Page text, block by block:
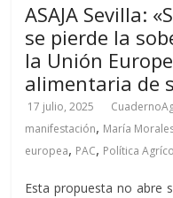
ASAJA Sevilla:
se pierde la
la Unión
alimentaria de
17 julio, 2025
manifestación, María
europea, PAC, Política
Esta propuesta no abre